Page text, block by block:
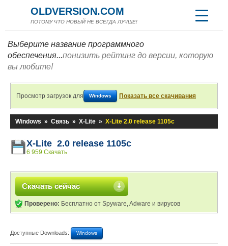
OLDVERSION.COM
ПОТОМУ ЧТО НОВЫЙ НЕ ВСЕГДА ЛУЧШЕ!
Выберите название программного
обеспечения...понизить рейтинг до версии, которую
вы любите!
Просмотр загрузок для Windows Показать все скачивания
Windows » Связь » X-Lite » X-Lite 2.0 release 1105c
X-Lite 2.0 release 1105c
6 959 Скачать
Скачать сейчас
Проверено: Бесплатно от Spyware, Adware и вирусов
Доступные Downloads: Windows